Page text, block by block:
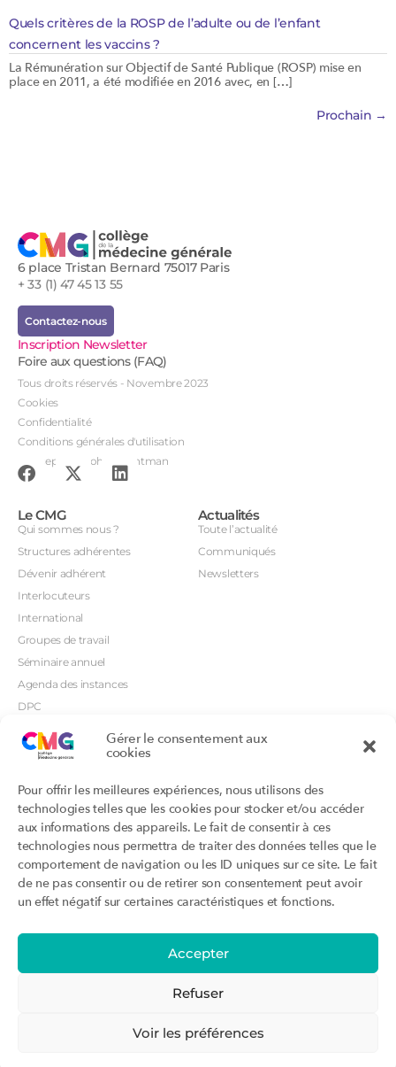
Gérer le consentement aux
cookies
Pour offrir les meilleures expériences, nous utilisons des
technologies telles que les cookies pour stocker et/ou accéder
aux informations des appareils. Le fait de consentir à ces
technologies nous permettra de traiter des données telles que le
comportement de navigation ou les ID uniques sur ce site. Le fait
de ne pas consentir ou de retirer son consentement peut avoir
un effet négatif sur certaines caractéristiques et fonctions.
Accepter
Refuser
Voir les préférences
Quels critères de la ROSP de l’adulte ou de l’enfant
concernent les vaccins ?
La Rémunération sur Objectif de Santé Publique (ROSP) mise en
place en 2011, a été modifiée en 2016 avec, en […]
Prochain →
6 place Tristan Bernard 75017 Paris
+ 33 (1) 47 45 13 55
Contactez-nous
Inscription Newsletter
Foire aux questions (FAQ)
Tous droits réservés - Novembre 2023
Cookies
Confidentialité
Conditions générales d'utilisation
Conception : John Brightman
Le CMG
Qui sommes nous ?
Structures adhérentes
Dévenir adhérent
Interlocuteurs
International
Groupes de travail
Séminaire annuel
Agenda des instances
DPC
Orientations prioritaires
Actualités
Toute l’actualité
Communiqués
Newsletters
Productions
Productions du Collège
Productions des structures
adhérentes
Labellisation
Addictions et médecine générale
Et si c’était une maladie rare ?
Portails
Annuaire DU/DIU
Archimede.fr
Ebmfrance.net
Toutes les recos
Certificats-absurdes.fr
la contraception dite masculine
Activité « sommeil »
Évènements
CMGF 2025
CMGF - Editions précédentes
Agenda